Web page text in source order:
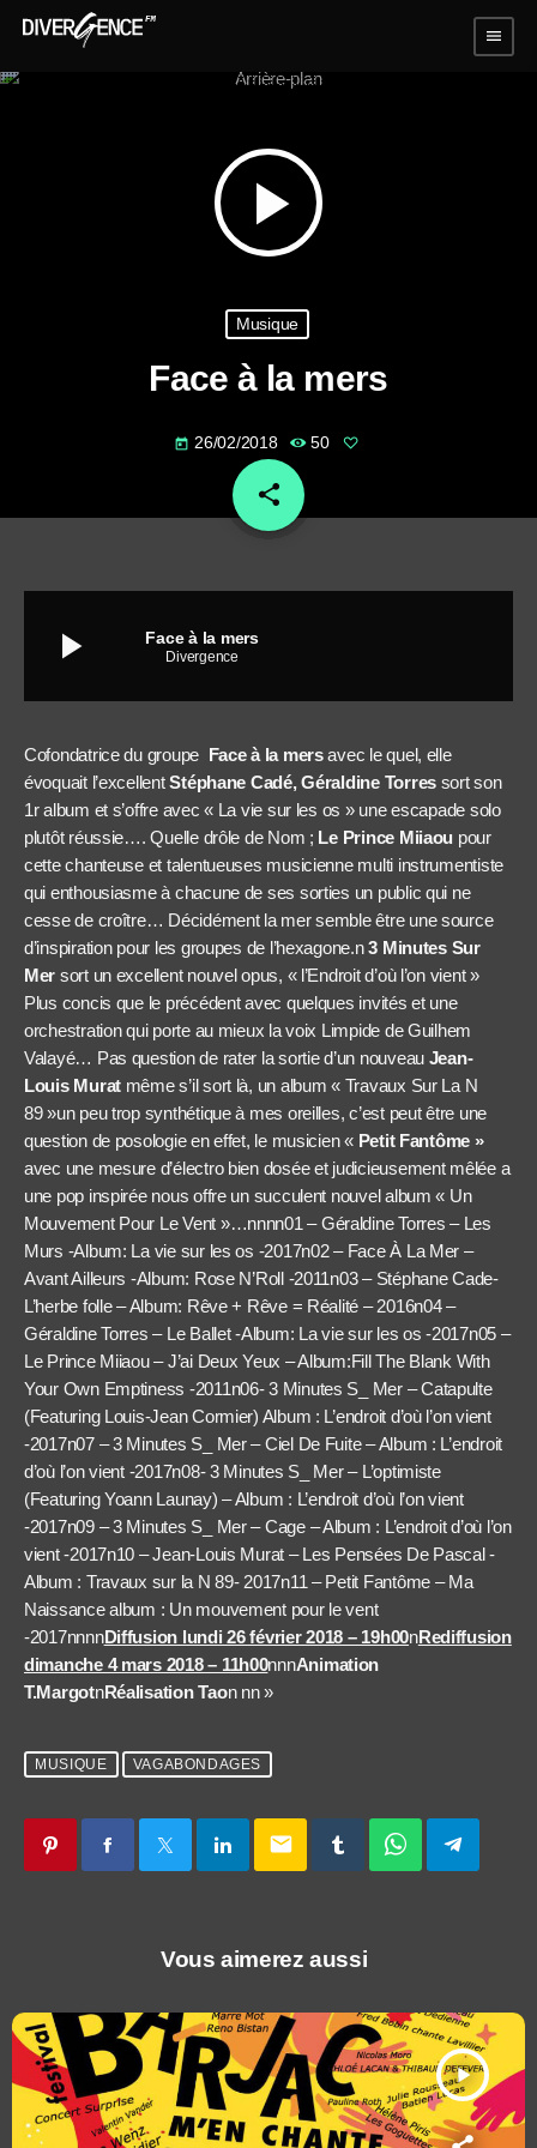
menu
play_arrow
Musique
Face à la mers
today 26/02/2018 50
share
email
play_arrow Face à la mers
Divergence
Cofondatrice du groupe Face à la mersavec le quel, elle
évoquait l’excellentStéphane Cadé, Géraldine Torressort son
1r album et s’offre avec « La vie sur les os » une escapade solo
plutôt réussie…. Quelle drôle de Nom ; Le Prince Miiaou pour
cette chanteuse et talentueuses musicienne multi instrumentiste
qui enthousiasme à chacune de ses sorties un public qui ne
cesse de croître… Décidément la mer semble être une source
d’inspiration pour les groupes de l’hexagone.n 3 Minutes Sur
Mer sort un excellent nouvel opus, « l’Endroit d’où l’on vient »
Plus concis que le précédent avec quelques invités et une
orchestration qui porte au mieux la voix Limpide de Guilhem
Valayé… Pas question de rater la sortie d’un nouveau Jean-
Louis Murat même s’il sort là, un album « Travaux Sur La N
89 »un peu trop synthétique à mes oreilles, c’est peut être une
question de posologie en effet, le musicien « Petit Fantôme »
avec une mesure d’électro bien dosée et judicieusement mêlée a
une pop inspirée nous offre un succulent nouvel album « Un
Mouvement Pour Le Vent »…nnnn01 – Géraldine Torres – Les
Murs -Album: La vie sur les os -2017n02 – Face À La Mer –
Avant Ailleurs -Album: Rose N’Roll -2011n03 – Stéphane Cade-
L’herbe folle – Album: Rêve + Rêve = Réalité – 2016n04 –
Géraldine Torres – Le Ballet -Album: La vie sur les os -2017n05 –
Le Prince Miiaou – J’ai Deux Yeux – Album:Fill The Blank With
Your Own Emptiness -2011n06- 3 Minutes S_ Mer – Catapulte
(Featuring Louis-Jean Cormier) Album : L’endroit d’où l’on vient
-2017n07 – 3 Minutes S_ Mer – Ciel De Fuite – Album : L’endroit
d’où l’on vient -2017n08- 3 Minutes S_ Mer – L’optimiste
(Featuring Yoann Launay) – Album : L’endroit d’où l’on vient
-2017n09 – 3 Minutes S_ Mer – Cage – Album : L’endroit d’où l’on
vient -2017n10 – Jean-Louis Murat – Les Pensées De Pascal -
Album : Travaux sur la N 89- 2017n11 – Petit Fantôme – Ma
Naissance album : Un mouvement pour le vent
-2017nnnnDiffusion lundi 26 février 2018 – 19h00nRediffusion
dimanche 4 mars 2018 – 11h00nnnAnimation
T.MargotnRéalisation Taon nn »
MUSIQUE VAGABONDAGES
email
Vous aimerez aussi
play_arrow